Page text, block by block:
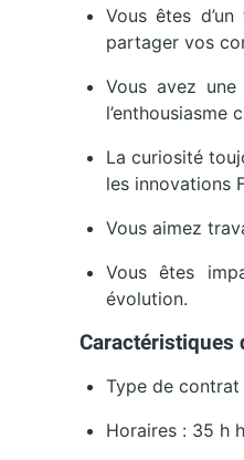
Vous êtes
partager vos
Vous avez
l’enthousiasme
La curiosité
les innovations
Vous aimez
Vous êtes
évolution.
Caractéristiques
Type de contrat
Horaires : 35 h